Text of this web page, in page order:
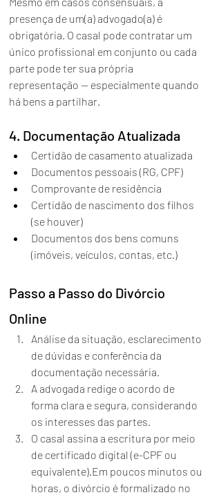
presença de um(a) advogado(a) é
obrigatória. O casal pode contratar um
único profissional em conjunto ou cada
parte pode ter sua própria
representação — especialmente quando
há bens a partilhar.
4. Documentação Atualizada
Certidão de casamento atualizada
Documentos pessoais (RG, CPF)
Comprovante de residência
Certidão de nascimento dos filhos
(se houver)
Documentos dos bens comuns
(imóveis, veículos, contas, etc.)
Passo a Passo do Divórcio
Online
Análise da situação, esclarecimento
de dúvidas e conferência da
documentação necessária.
A advogada redige o acordo de
forma clara e segura, considerando
os interesses das partes.
O casal assina a escritura por meio
de certificado digital (e-CPF ou
equivalente).Em poucos minutos ou
horas, o divórcio é formalizado no